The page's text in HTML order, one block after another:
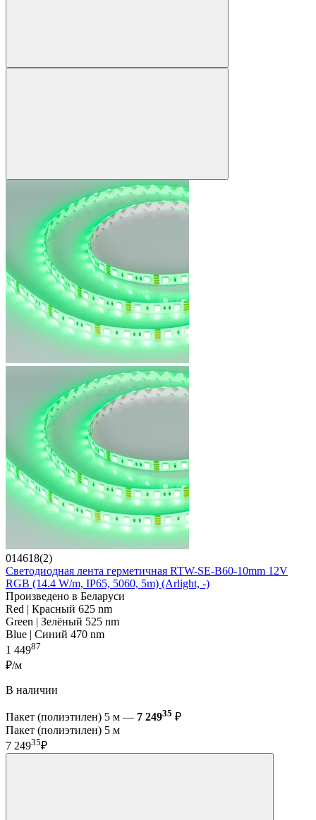
014618(2)
Светодиодная лента герметичная RTW-SE-B60-10mm 12V
RGB (14.4 W/m, IP65, 5060, 5m) (Arlight, -)
Произведено в Беларуси
Red | Красный 625 nm
Green | Зелёный 525 nm
Blue | Синий 470 nm
1 44987
₽/м
В наличии
Пакет (полиэтилен) 5 м — 7 24935 ₽
Пакет (полиэтилен) 5 м
7 24935₽